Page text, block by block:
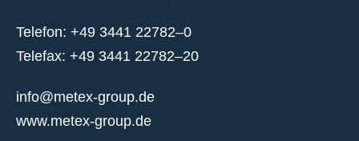
Telefon: +49 3441 22782–0
Telefax: +49 3441 22782–20
info@metex-group.de
www.metex-group.de